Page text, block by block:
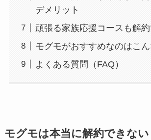
デメリット
頑張る家族応援コースも解約
モグモがおすすめなのはこ
よくある質問（FAQ）
モグモは本当に解約できな